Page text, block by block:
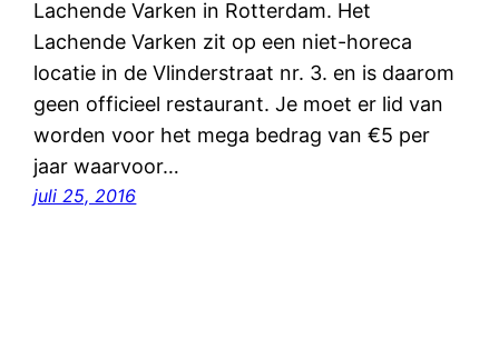
Lachende Varken in Rotterdam. Het
Lachende Varken zit op een niet-horeca
locatie in de Vlinderstraat nr. 3. en is daarom
geen officieel restaurant. Je moet er lid van
worden voor het mega bedrag van €5 per
jaar waarvoor…
juli 25, 2016